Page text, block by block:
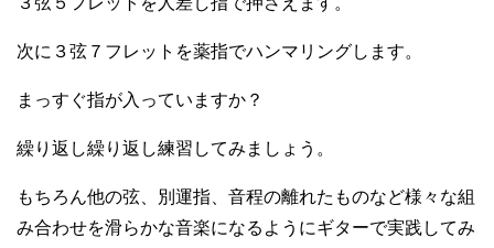
次に３弦７フレットを薬指でハンマリングします。
まっすぐ指が入っていますか？
繰り返し繰り返し練習してみましょう。
もちろん他の弦、別運指、音程の離れたものなど様々な組
み合わせを滑らかな音楽になるようにギターで実践してみ